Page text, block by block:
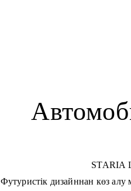
STARIA
Футуристік дизайннан көз алу